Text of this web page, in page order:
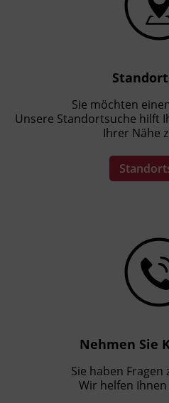
Sie möchten
Unsere Standortsuche hilft
Ihrer Nähe
Nehmen Sie
Sie haben Fragen
Wir helfen